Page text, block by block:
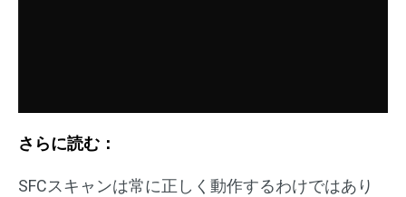
さらに読む：
SFCスキャンは常に正しく動作するわけではあり